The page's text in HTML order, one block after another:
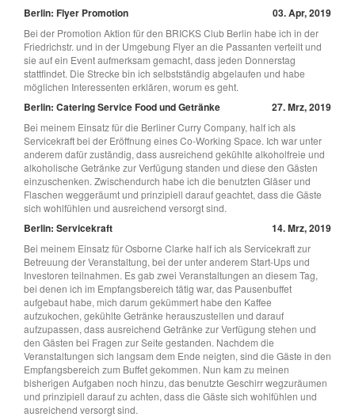
Berlin: Flyer Promotion 03. Apr, 2019
Bei der Promotion Aktion für den BRICKS Club Berlin habe ich in der
Friedrichstr. und in der Umgebung Flyer an die Passanten verteilt und
sie auf ein Event aufmerksam gemacht, dass jeden Donnerstag
stattfindet. Die Strecke bin ich selbstständig abgelaufen und habe
möglichen Interessenten erklären, worum es geht.
Berlin: Catering Service Food und Getränke 27. Mrz, 2019
Bei meinem Einsatz für die Berliner Curry Company, half ich als
Servicekraft bei der Eröffnung eines Co-Working Space. Ich war unter
anderem dafür zuständig, dass ausreichend gekühlte alkoholfreie und
alkoholische Getränke zur Verfügung standen und diese den Gästen
einzuschenken. Zwischendurch habe ich die benutzten Gläser und
Flaschen weggeräumt und prinzipiell darauf geachtet, dass die Gäste
sich wohlfühlen und ausreichend versorgt sind.
Berlin: Servicekraft 14. Mrz, 2019
Bei meinem Einsatz für Osborne Clarke half ich als Servicekraft zur
Betreuung der Veranstaltung, bei der unter anderem Start-Ups und
Investoren teilnahmen. Es gab zwei Veranstaltungen an diesem Tag,
bei denen ich im Empfangsbereich tätig war, das Pausenbuffet
aufgebaut habe, mich darum gekümmert habe den Kaffee
aufzukochen, gekühlte Getränke herauszustellen und darauf
aufzupassen, dass ausreichend Getränke zur Verfügung stehen und
den Gästen bei Fragen zur Seite gestanden. Nachdem die
Veranstaltungen sich langsam dem Ende neigten, sind die Gäste in den
Empfangsbereich zum Buffet gekommen. Nun kam zu meinen
bisherigen Aufgaben noch hinzu, das benutzte Geschirr wegzuräumen
und prinzipiell darauf zu achten, dass die Gäste sich wohlfühlen und
ausreichend versorgt sind.